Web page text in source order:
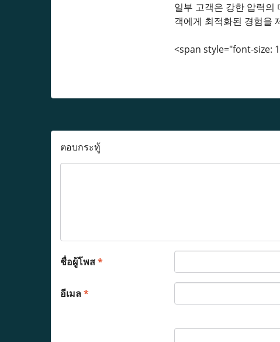
일부 고객은 강한 압력의
객에게 최적화된 경험을
<span style="font-size:
ตอบกระทู้
ชื่อผู้โพส*
อีเมล*